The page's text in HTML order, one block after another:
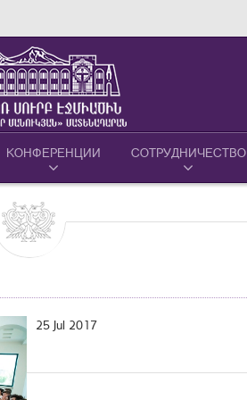
КОНФЕРЕНЦИИ СОТРУДНИЧЕСТВО
25 Jul 2017